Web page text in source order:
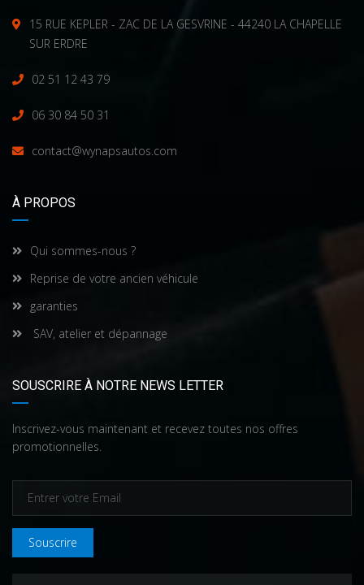
15 RUE KEPLER - ZAC DE LA GESVRINE - 44240 LA CHAPELLE
SUR ERDRE
02 51 12 43 79
06 30 84 50 31
contact@wynapsautos.com
À PROPOS
Qui sommes-nous ?
Reprise de votre ancien véhicule
garanties
SAV, atelier et dépannage
SOUSCRIRE À NOTRE NEWS LETTER
Inscrivez-vous maintenant et recevez toutes nos offres
promotionnelles.
Souscrire